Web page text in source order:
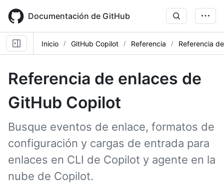
main
content
Documentación de GitHub
Inicio GitHub Copilot Referencia Referencia
Referencia de enlaces de
GitHub Copilot
Busque eventos de enlace, formatos de
configuración y cargas de entrada para
enlaces en CLI de Copilot y agente en la
nube de Copilot.